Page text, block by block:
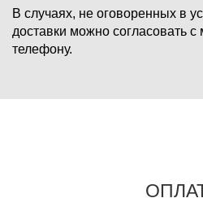
В случаях, не оговоренных в
доставки можно согласовать
телефону.